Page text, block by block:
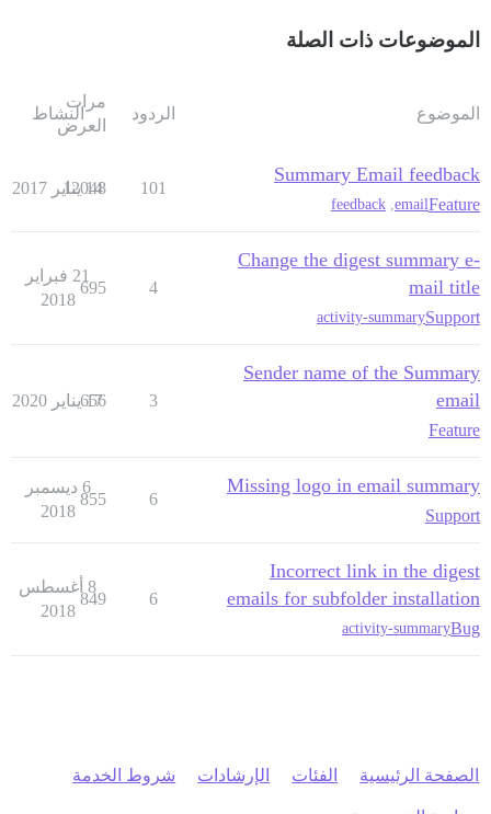
الموضوعات ذات الصلة
الموضوع الردود
مرات
العرض
النشاط
Summary Email feedback
Feature
email
,
feedback
101
12048
14 يناير 2017
Change the digest summary e-
mail title
Support
activity-summary
4
695
21 فبراير
2018
Sender name of the Summary
email
Feature
3
656
17 يناير 2020
Missing logo in email summary
Support
6
855
6 ديسمبر
2018
Incorrect link in the digest
emails for subfolder installation
Bug
activity-summary
6
849
8 أغسطس
2018
الصفحة الرئيسية الفئات الإرشادات شروط الخدمة